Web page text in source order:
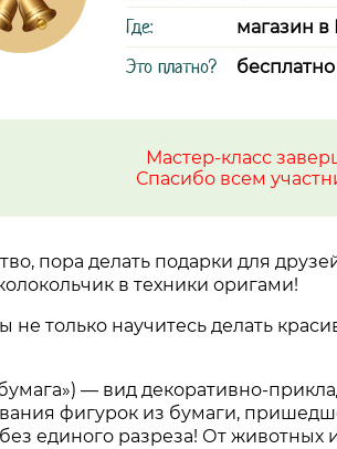
Где: магазин
Это платно?
Мастер-класс
Спасибо всем
пора делать подарки для
в техники оригами!
только научитесь делать
— вид декоративно-
фигурок из бумаги,
единого разреза! От животных